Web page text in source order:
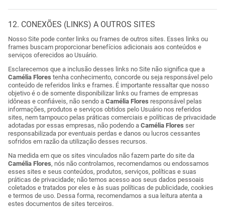
12. CONEXÕES (LINKS) A OUTROS SITES
Nosso Site pode conter links ou frames de outros sites. Esses links ou
frames buscam proporcionar benefícios adicionais aos conteúdos e
serviços oferecidos ao Usuário.
Esclarecemos que a inclusão desses links no Site não significa que a
Camélia Flores tenha conhecimento, concorde ou seja responsável pelo
conteúdo de referidos links e frames. É importante ressaltar que nosso
objetivo é o de somente disponibilizar links ou frames de empresas
idôneas e confiáveis, não sendo a Camélia Flores responsável pelas
informações, produtos e serviços obtidos pelo Usuário nos referidos
sites, nem tampouco pelas práticas comerciais e políticas de privacidade
adotadas por essas empresas, não podendo a Camélia Flores ser
responsabilizada por eventuais perdas e danos ou lucros cessantes
sofridos em razão da utilização desses recursos.
Na medida em que os sites vinculados não fazem parte do site da
Camélia Flores, nós não controlamos, recomendamos ou endossamos
esses sites e seus conteúdos, produtos, serviços, políticas e suas
práticas de privacidade; não temos acesso aos seus dados pessoais
coletados e tratados por eles e às suas políticas de publicidade, cookies
e termos de uso. Dessa forma, recomendamos a sua leitura atenta a
estes documentos de sites terceiros.